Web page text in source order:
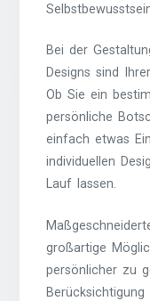
Bei der
Designs sind
Ob Sie ein
persönliche
einfach etwas
individuellen
Lauf lassen.
großartige
persönlicher zu